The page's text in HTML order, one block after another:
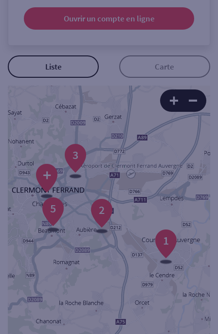
Ouverte le samedi
Coffre-fort
Autour de moi
ou
Ville / Code postal
Rue
Rechercher
Ouvrir un compte en ligne
Liste Carte
+
5
3
2
1